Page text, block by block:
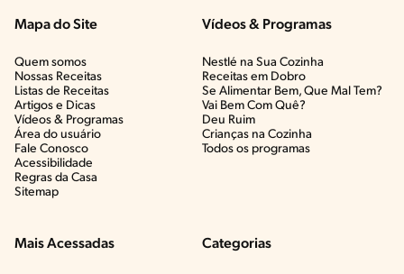
Mapa do Site
Quem somos
Nossas Receitas
Listas de Receitas​
Artigos e Dicas​
Vídeos & Programas​
Área do usuário
Fale Conosco
Acessibilidade
Regras da Casa
Sitemap
Vídeos & Programas​
Nestlé na Sua Cozinha
Receitas em Dobro
Se Alimentar Bem, Que Mal Tem?​
Vai Bem Com Quê?​
Deu Ruim​
Crianças na Cozinha​
Todos os programas
Mais Acessadas Categorias